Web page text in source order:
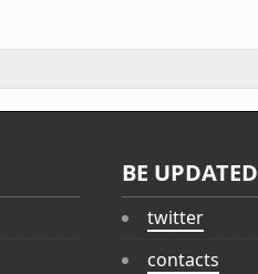
BE UPDATED
twitter
contacts